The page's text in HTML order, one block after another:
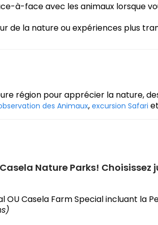
à-face avec les animaux lorsque
de la nature ou expériences plus
région pour apprécier la nature,
des Animaux, excursion Safari et
Nature Parks! Choisissez
OU Casela Farm Special incluant la